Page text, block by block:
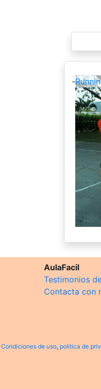
-
AulaFacil
Testimonios
Contacta con
Condiciones de uso, política de